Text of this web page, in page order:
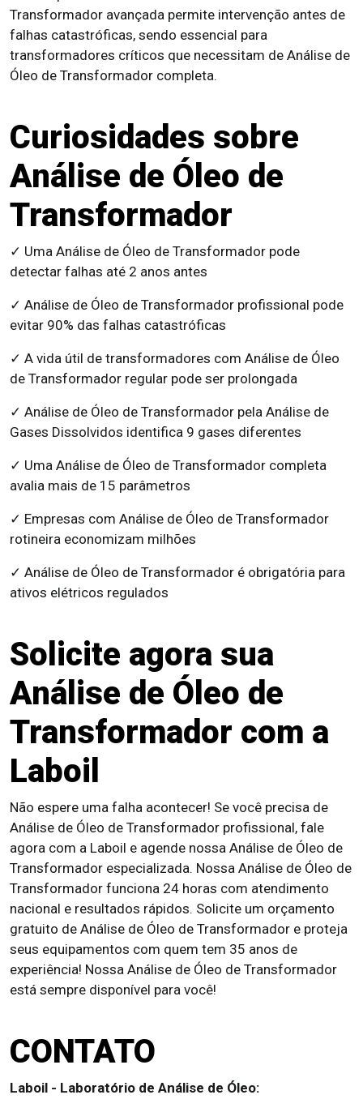
Transformador avançada permite intervenção antes de
falhas catastróficas, sendo essencial para
transformadores críticos que necessitam de Análise de
Óleo de Transformador completa.
Curiosidades sobre
Análise de Óleo de
Transformador
✓ Uma Análise de Óleo de Transformador pode
detectar falhas até 2 anos antes
✓ Análise de Óleo de Transformador profissional pode
evitar 90% das falhas catastróficas
✓ A vida útil de transformadores com Análise de Óleo
de Transformador regular pode ser prolongada
✓ Análise de Óleo de Transformador pela Análise de
Gases Dissolvidos identifica 9 gases diferentes
✓ Uma Análise de Óleo de Transformador completa
avalia mais de 15 parâmetros
✓ Empresas com Análise de Óleo de Transformador
rotineira economizam milhões
✓ Análise de Óleo de Transformador é obrigatória para
ativos elétricos regulados
Solicite agora sua
Análise de Óleo de
Transformador com a
Laboil
Não espere uma falha acontecer! Se você precisa de
Análise de Óleo de Transformador profissional, fale
agora com a Laboil e agende nossa Análise de Óleo de
Transformador especializada. Nossa Análise de Óleo de
Transformador funciona 24 horas com atendimento
nacional e resultados rápidos. Solicite um orçamento
gratuito de Análise de Óleo de Transformador e proteja
seus equipamentos com quem tem 35 anos de
experiência! Nossa Análise de Óleo de Transformador
está sempre disponível para você!
CONTATO
Laboil - Laboratório de Análise de Óleo: